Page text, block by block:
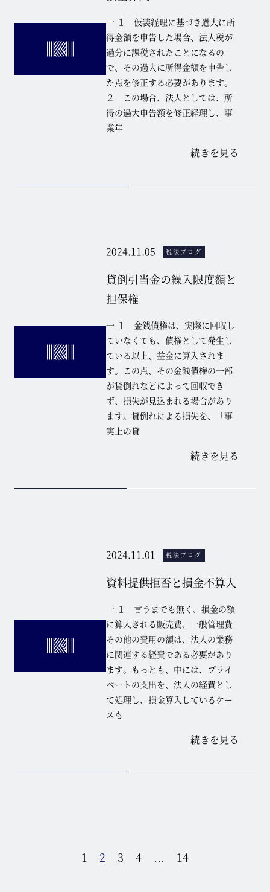
一 １ 仮装経理に基づき過大に所
得金額を申告した場合、法人税が
過分に課税されたことになるの
で、その過大に所得金額を申告し
た点を修正する必要があります。
２ この場合、法人としては、所
得の過大申告額を修正経理し、事
業年
続きを見る
2024.11.05 税法ブログ
貸倒引当金の繰入限度額と
担保権
一 １ 金銭債権は、実際に回収し
ていなくても、債権として発生し
ている以上、益金に算入されま
す。この点、その金銭債権の一部
が貸倒れなどによって回収でき
ず、損失が見込まれる場合があり
ます。貸倒れによる損失を、「事
実上の貸
続きを見る
2024.11.01 税法ブログ
資料提供拒否と損金不算入
一 １ 言うまでも無く、損金の額
に算入される販売費、一般管理費
その他の費用の額は、法人の業務
に関連する経費である必要があり
ます。もっとも、中には、プライ
ベートの支出を、法人の経費とし
て処理し、損金算入しているケー
スも
続きを見る
1 2 3 4 … 14